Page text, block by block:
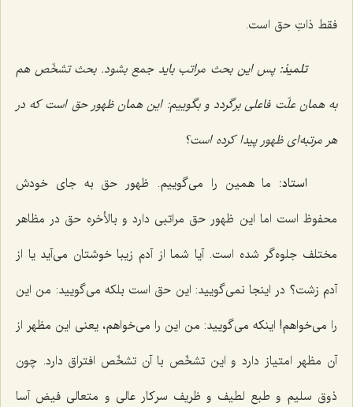
فقط ذاتِ حق است.
تلمیذ:پس این بحث مراتب باید جمع بشود. بحث تشخّص هم
به همان علّت فاعلی برگردد و بگوییم: این همان ظهور حق است که در
هر مرتبه‌ای ظهور پیدا کرده است؟
استاد: ما همین را می‌گوییم. ظهور حق به جای خودش
محفوظ است اما این ظهور حق مراتبی دارد و بالأخره حق در مظاهر
مختلف جلوه‌گر شده است. آیا شما از آدم زیبا خوشتان می‌آید یا از
آدم زشت؟ در اینجا نمی‌گویید: این حق است بلکه می‌گویید: من این
را می‌خواهم! اینکه می‌گویید: من این را می‌خواهم، یعنی این مظهر از
آن مظهر امتیاز دارد و این تشخّص با آن تشخّص افتراق دارد. چون
ذوق سلیم و طبع لطیف و ظریف سرکار عالی و متعالی فیض آسا